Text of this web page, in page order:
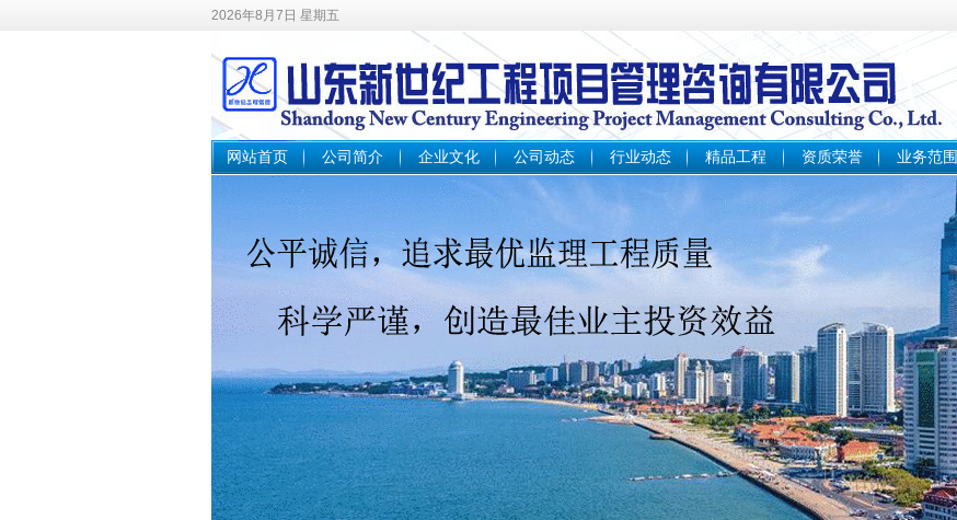
2026年8月7日 星期五
网站首页 公司简介 企业文化 公司动态 行业动态 精品工程 资质荣誉 业务范围